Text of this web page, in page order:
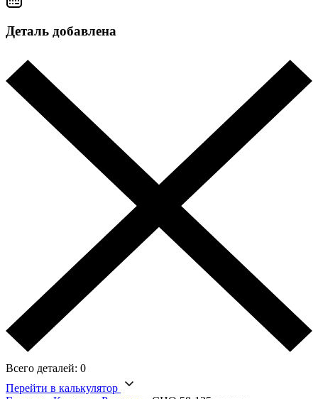
Деталь добавлена
Всего деталей: 0
Перейти в калькулятор